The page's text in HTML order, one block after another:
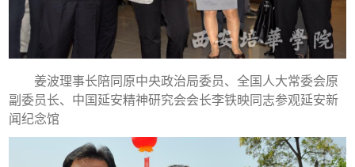
姜波理事长陪同原中央政治局委员、全国人大常委会原
副委员长、中国延安精神研究会会长李铁映同志参观延安新
闻纪念馆